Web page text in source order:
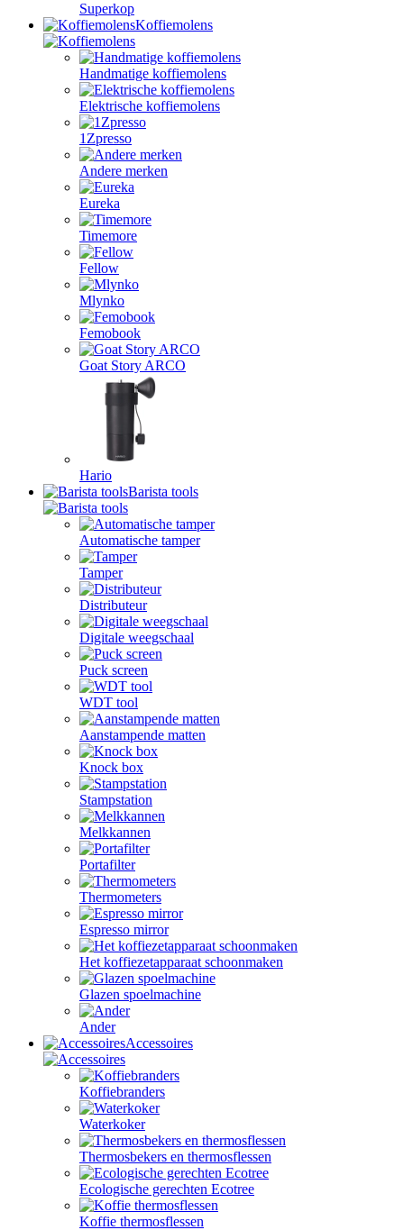
Superkop
Koffiemolens
Handmatige koffiemolens
Elektrische koffiemolens
1Zpresso
Andere merken
Eureka
Timemore
Fellow
Mlynko
Femobook
Goat Story ARCO
Hario
Barista tools
Automatische tamper
Tamper
Distributeur
Digitale weegschaal
Puck screen
WDT tool
Aanstampende matten
Knock box
Stampstation
Melkkannen
Portafilter
Thermometers
Espresso mirror
Het koffiezetapparaat schoonmaken
Glazen spoelmachine
Ander
Accessoires
Koffiebranders
Waterkoker
Thermosbekers en thermosflessen
Ecologische gerechten Ecotree
Koffie thermosflessen